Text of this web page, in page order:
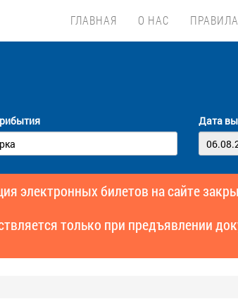
ГЛАВНАЯ О НАС ПРАВИЛА
Дата
электронных билетов на сайте
только при предъявлении